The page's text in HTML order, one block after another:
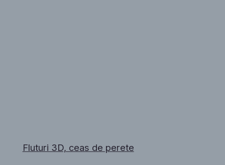
Fluturi 3D, ceas de perete